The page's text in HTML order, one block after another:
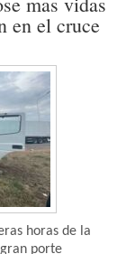
en el cruce
horas de la
porte